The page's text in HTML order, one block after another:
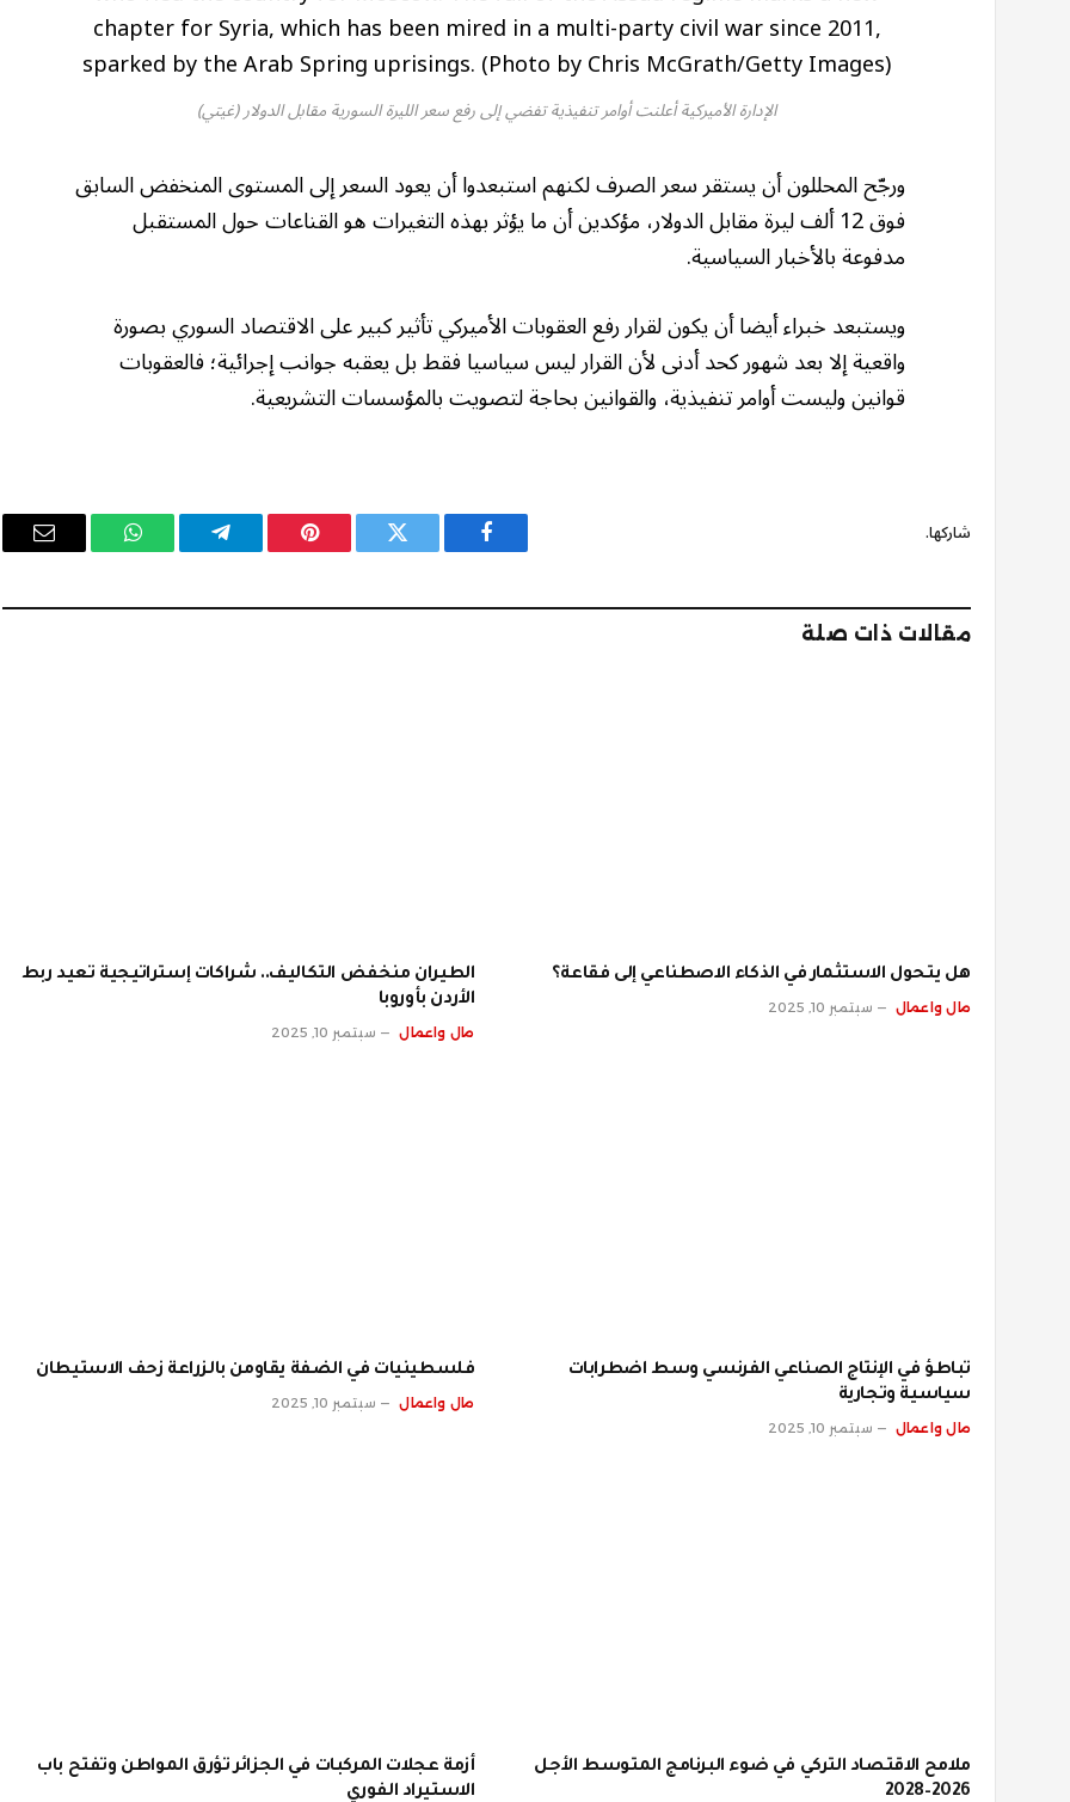
الإدارة الأميركية أعلنت أوامر تنفيذية تفضي إلى رفع سعر الليرة السورية مقابل الدولار (غيتي)
ورجّح المحللون أن يستقر سعر الصرف لكنهم استبعدوا أن يعود السعر إلى المستوى المنخفض السابق
فوق 12 ألف ليرة مقابل الدولار، مؤكدين أن ما يؤثر بهذه التغيرات هو القناعات حول المستقبل
مدفوعة بالأخبار السياسية.
ويستبعد خبراء أيضا أن يكون لقرار رفع العقوبات الأميركي تأثير كبير على الاقتصاد السوري بصورة
واقعية إلا بعد شهور كحد أدنى لأن القرار ليس سياسيا فقط بل يعقبه جوانب إجرائية؛ فالعقوبات
قوانين وليست أوامر تنفيذية، والقوانين بحاجة لتصويت بالمؤسسات التشريعية.
شاركها.
فيسبوك تويتر بينتيريستتيلقرام واتساب
البريد
مقالات ذات صلة
هل يتحول الاستثمار في الذكاء الاصطناعي إلى فقاعة؟
مال واعمال سبتمبر 10, 2025
الطيران منخفض التكاليف.. شراكات إستراتيجية تعيد ربط
الأردن بأوروبا
مال واعمال سبتمبر 10, 2025
تباطؤ في الإنتاج الصناعي الفرنسي وسط اضطرابات
سياسية وتجارية
مال واعمال سبتمبر 10, 2025
فلسطينيات في الضفة يقاومن بالزراعة زحف الاستيطان
مال واعمال سبتمبر 10, 2025
ملامح الاقتصاد التركي في ضوء البرنامج المتوسط الأجل
2026–2028
أزمة عجلات المركبات في الجزائر تؤرق المواطن وتفتح باب
الاستيراد الفوري